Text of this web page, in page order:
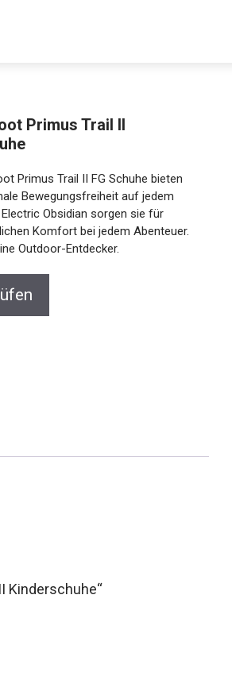
Primus Trail II
Primus Trail II FG Schuhe bieten
Bewegungsfreiheit auf jedem
Obsidian sorgen sie für
Komfort bei jedem Abenteuer.
Outdoor-Entdecker.
Kinderschuhe“